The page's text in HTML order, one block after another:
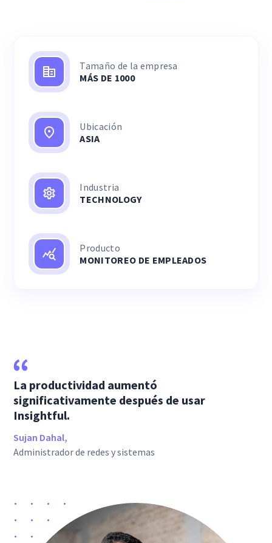
Tamaño de la empresa
MÁS DE 1000
Ubicación
ASIA
Industria
TECHNOLOGY
Producto
MONITOREO DE EMPLEADOS
La productividad aumentó
significativamente después de usar
Insightful.
Sujan Dahal,
Administrador de redes y sistemas